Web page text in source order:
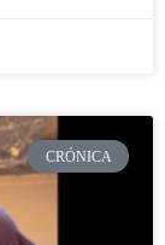
CRÓNICA